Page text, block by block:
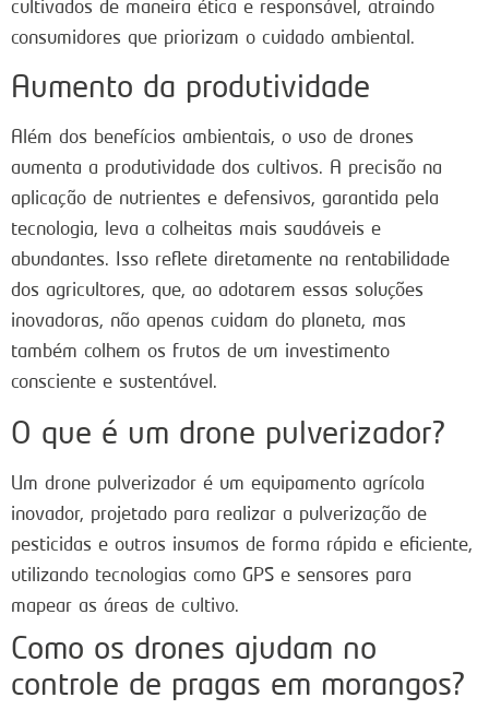
cultivados de maneira ética e responsável, atraindo
consumidores que priorizam o cuidado ambiental.
Aumento da produtividade
Além dos benefícios ambientais, o uso de drones
aumenta a produtividade dos cultivos. A precisão na
aplicação de nutrientes e defensivos, garantida pela
tecnologia, leva a colheitas mais saudáveis e
abundantes. Isso reflete diretamente na rentabilidade
dos agricultores, que, ao adotarem essas soluções
inovadoras, não apenas cuidam do planeta, mas
também colhem os frutos de um investimento
consciente e sustentável.
O que é um drone pulverizador?
Um drone pulverizador é um equipamento agrícola
inovador, projetado para realizar a pulverização de
pesticidas e outros insumos de forma rápida e eficiente,
utilizando tecnologias como GPS e sensores para
mapear as áreas de cultivo.
Como os drones ajudam no
controle de pragas em morangos?